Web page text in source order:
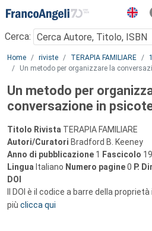
Menu
Cerca:
Main content
Home riviste TERAPIA FAMILIARE
Un metodo per organizzare la
Un metodo per
conversazione in
Titolo Rivista TERAPIA FAMILIARE
Autori/Curatori Bradford B. Keeney
Anno di pubblicazione 1 Fascicolo
Lingua Italiano Numero pagine0 P.
DOI
Il DOI è il codice a barre della
più clicca qui